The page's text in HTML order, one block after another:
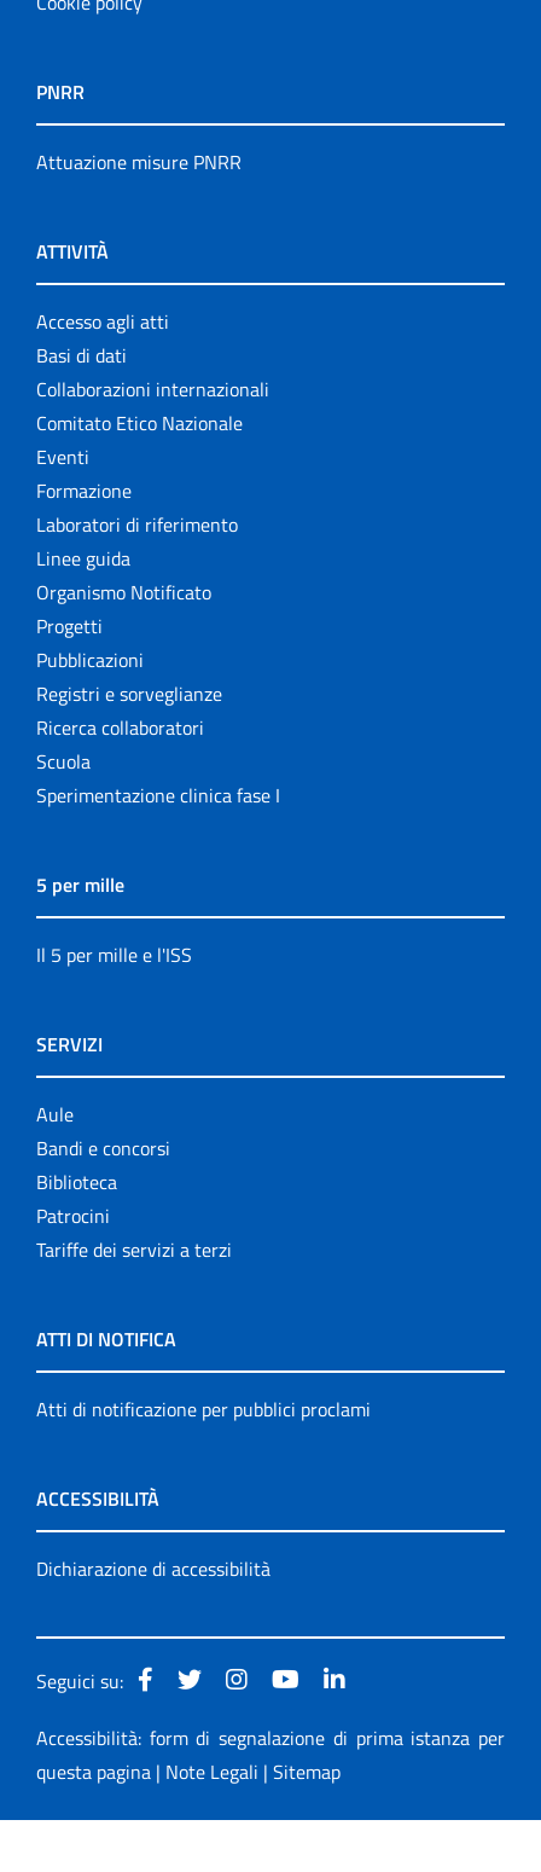
PNRR
Attuazione misure PNRR
ATTIVITÀ
Accesso agli atti
Basi di dati
Collaborazioni internazionali
Comitato Etico Nazionale
Eventi
Formazione
Laboratori di riferimento
Linee guida
Organismo Notificato
Progetti
Pubblicazioni
Registri e sorveglianze
Ricerca collaboratori
Scuola
Sperimentazione clinica fase I
5 per mille
Il 5 per mille e l'ISS
SERVIZI
Aule
Bandi e concorsi
Biblioteca
Patrocini
Tariffe dei servizi a terzi
ATTI DI NOTIFICA
Atti di notificazione per pubblici proclami
ACCESSIBILITÀ
Dichiarazione di accessibilità
Seguici su:
Accessibilità: form di segnalazione di prima istanza per
questa pagina | Note Legali | Sitemap